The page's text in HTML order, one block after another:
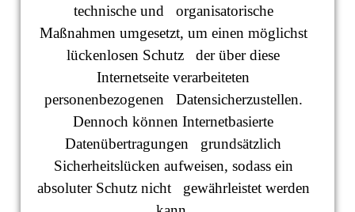
technische und organisatorische
Maßnahmen umgesetzt, um einen möglichst
lückenlosen Schutz der über diese
Internetseite verarbeiteten
personenbezogenen Datensicherzustellen.
Dennoch können Internetbasierte
Datenübertragungen grundsätzlich
Sicherheitslücken aufweisen, sodass ein
absoluter Schutz nicht gewährleistet werden